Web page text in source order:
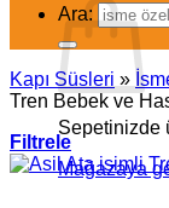
Sepetinizde
Mağazaya
Ara:
Kapı Süsleri »
Tren Bebek ve
Filtrele